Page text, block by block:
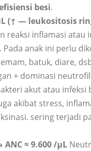
besi.
(↑ — leukositosis
reaksi inflamasi atau
Pada anak ini perlu
batuk, diare,
+ dominasi
akut atau infeksi
akibat stress,
sering terjadi
≈ 9.600 /µL